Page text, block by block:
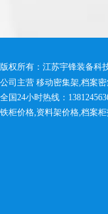
版权所有：江苏宇锋装备科
公司主营 移动密集架,档案
全国24小时热线：
铁柜价格,资料架价格,档案